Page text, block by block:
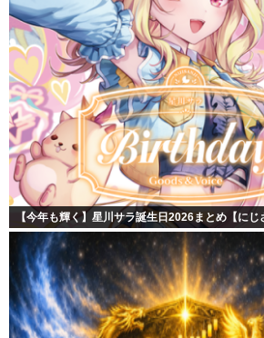
【今年も輝く】星川サラ誕生日2026まとめ【にじ